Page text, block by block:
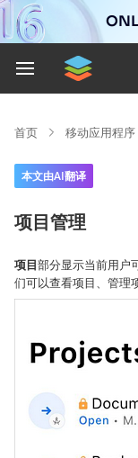
首页 移动应用程序
本文由AI翻译
项目管理
项目部分显示当前用户
们可以查看项目、管理